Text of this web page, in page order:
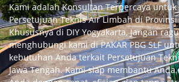
Kami adalah Konsultan Terpercaya untuk
Persetujuan Teknis Air Limbah di Provinsi
Khususnya di DIY Yogyakarta, Jangan
menghubungi kami di PAKAR PBG SLF
kebutuhan Anda terkait Persetujuan
Jawa Tengah. Kami siap membantu